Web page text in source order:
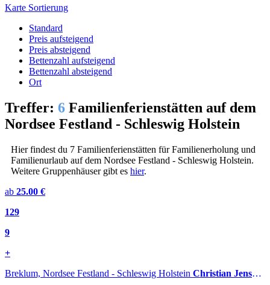
Karte Sortierung
Standard
Preis aufsteigend
Preis absteigend
Bettenzahl aufsteigend
Bettenzahl absteigend
Ort
Treffer: 6 Familienferienstätten auf dem
Nordsee Festland - Schleswig Holstein
Hier findest du 7 Familienferienstätten für Familienerholung und
Familienurlaub auf dem Nordsee Festland - Schleswig Holstein.
Weitere Gruppenhäuser gibt es hier.
ab 25.00 €
129
9
+
Breklum, Nordsee Festland - Schleswig Holstein Christian Jensen Kolleg